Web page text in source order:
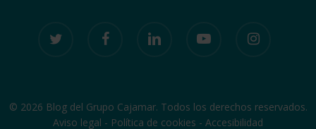
© 2026 Blog del Grupo Cajamar. Todos los derechos reservados.
Aviso legal - Política de cookies - Accesibilidad